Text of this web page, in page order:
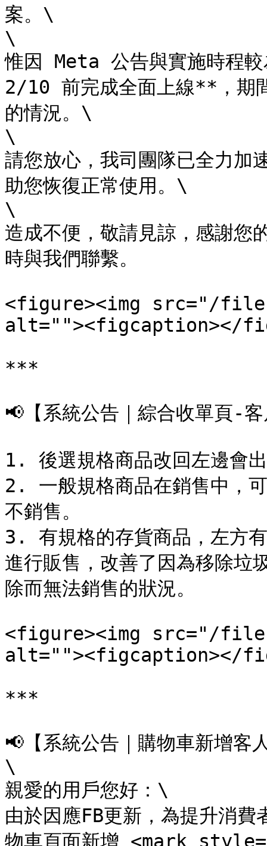
案。\
\
惟因 Meta 公告與實施時程
2/10 前完成全面上線**，期
的情況。\
\
請您放心，我司團隊已全力加
助您恢復正常使用。\
\
造成不便，敬請見諒，感謝您
時與我們聯繫。
<figure><img src="/
alt=""><figcaption></
***
📢【系統公告｜綜合收單頁-
1. 後選規格商品改回左邊會
2. 一般規格商品在銷售中，
不銷售。
3. 有規格的存貨商品，左方
進行販售，改善了因為移除垃
除而無法銷售的狀況。
<figure><img src="/files/
alt=""><figcaption></
***
📢【系統公告｜購物車新增
\
親愛的用戶您好：\
由於因應FB更新，為提升消
物車頁面新增 <mark